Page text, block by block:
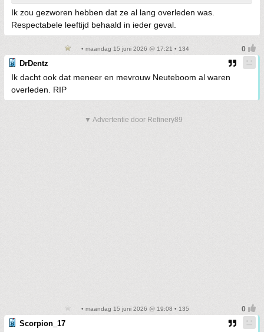
Ik zou gezworen hebben dat ze al lang overleden was.
Respectabele leeftijd behaald in ieder geval.
• maandag 15 juni 2026 @ 17:21 • 134
DrDentz
Ik dacht ook dat meneer en mevrouw Neuteboom al waren
overleden. RIP
▼ Advertentie door Refinery89
• maandag 15 juni 2026 @ 19:08 • 135
Scorpion_17